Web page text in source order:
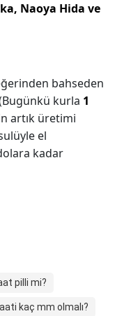
Naoya Hida ve
bahseden
kurla 1
artık üretimi
el
kadar
pilli mi?
kaç mm olmalı?